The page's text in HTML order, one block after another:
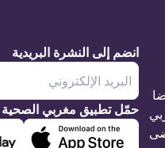
انضم إلى النشرة البريدية
حمّل تطبيق مغربي الصحية